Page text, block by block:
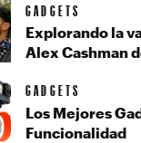
GADGETS
Explorando la
Alex Cashman
GADGETS
Los Mejores
Funcionalidad